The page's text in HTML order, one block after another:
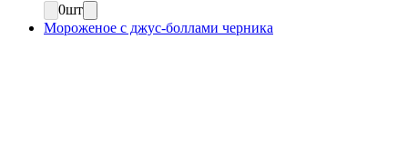
0шт
Мороженое с джус-боллами черника